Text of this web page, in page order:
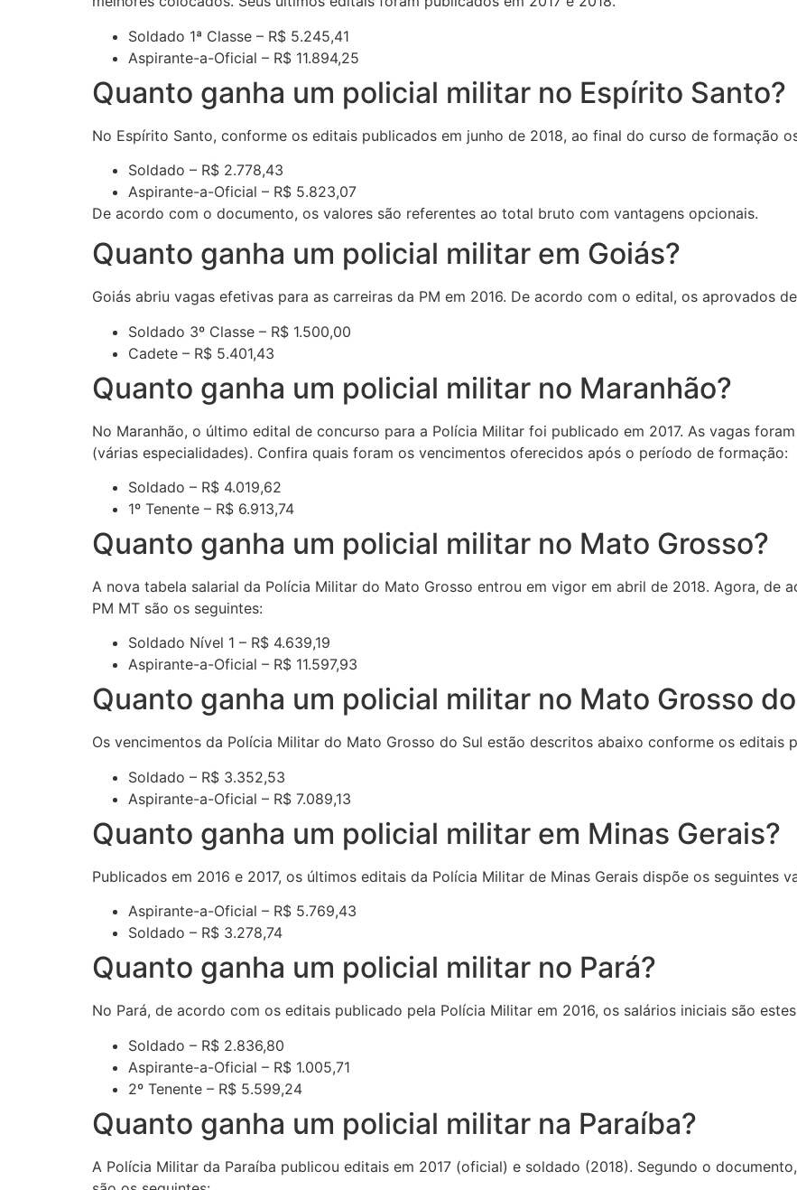
Soldado 1ª Classe – R$ 5.245,41
Aspirante-a-Oficial – R$ 11.894,25
Quanto ganha um policial militar no Espírito Santo?
No Espírito Santo, conforme os editais publicados em junho de 2018, ao final do curso de formação
Soldado – R$ 2.778,43
Aspirante-a-Oficial – R$ 5.823,07
De acordo com o documento, os valores são referentes ao total bruto com vantagens opcionais.
Quanto ganha um policial militar em Goiás?
Goiás abriu vagas efetivas para as carreiras da PM em 2016. De acordo com o edital, os aprovados
Soldado 3º Classe – R$ 1.500,00
Cadete – R$ 5.401,43
Quanto ganha um policial militar no Maranhão?
No Maranhão, o último edital de concurso para a Polícia Militar foi publicado em 2017. As vagas
(várias especialidades). Confira quais foram os vencimentos oferecidos após o período de formação:
Soldado – R$ 4.019,62
1º Tenente – R$ 6.913,74
Quanto ganha um policial militar no Mato Grosso?
A nova tabela salarial da Polícia Militar do Mato Grosso entrou em vigor em abril de 2018. Agora, de
PM MT são os seguintes:
Soldado Nível 1 – R$ 4.639,19
Aspirante-a-Oficial – R$ 11.597,93
Quanto ganha um policial militar no Mato Grosso
Os vencimentos da Polícia Militar do Mato Grosso do Sul estão descritos abaixo conforme os editais
Soldado – R$ 3.352,53
Aspirante-a-Oficial – R$ 7.089,13
Quanto ganha um policial militar em Minas Gerais?
Publicados em 2016 e 2017, os últimos editais da Polícia Militar de Minas Gerais dispõe os seguintes
Aspirante-a-Oficial – R$ 5.769,43
Soldado – R$ 3.278,74
Quanto ganha um policial militar no Pará?
No Pará, de acordo com os editais publicado pela Polícia Militar em 2016, os salários iniciais são
Soldado – R$ 2.836,80
Aspirante-a-Oficial – R$ 1.005,71
2º Tenente – R$ 5.599,24
Quanto ganha um policial militar na Paraíba?
A Polícia Militar da Paraíba publicou editais em 2017 (oficial) e soldado (2018). Segundo o